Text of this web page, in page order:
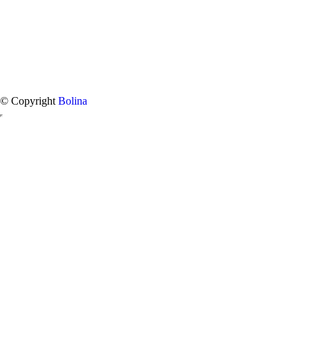
© Copyright Bolina